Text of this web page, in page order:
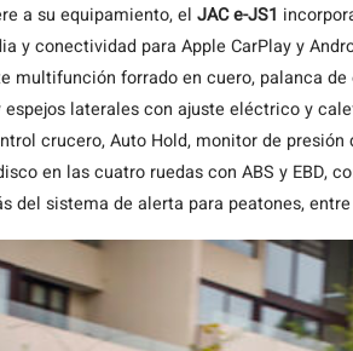
a su equipamiento, el JAC e-JS1
y conectividad para Apple CarPlay y
multifunción forrado en cuero, palanca
laterales con ajuste eléctrico y
crucero, Auto Hold, monitor de
en las cuatro ruedas con ABS y EBD,
del sistema de alerta para peatones,